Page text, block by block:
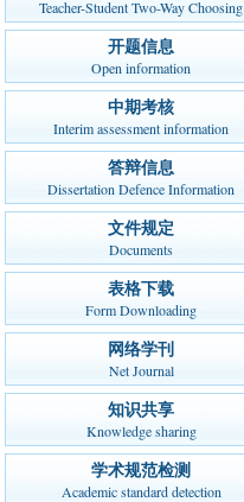
Teacher-Student Two-Way Choosing
开题信息
Open information
中期考核
Interim assessment information
答辩信息
Dissertation Defence Information
文件规定
Documents
表格下载
Form Downloading
网络学刊
Net Journal
知识共享
Knowledge sharing
学术规范检测
Academic standard detection